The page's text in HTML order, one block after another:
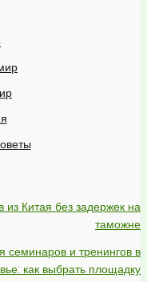
из Китая без задержек на
таможне
семинаров и тренингов в
как выбрать площадку